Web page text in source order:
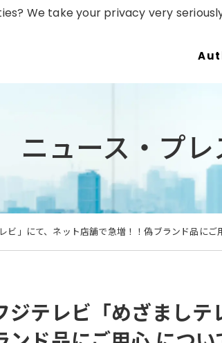
ニュース・プ
ビ」にて、ネット店舗で急増！！偽ブランド品にご
ジテレビ「めざまし
We take your privacy very